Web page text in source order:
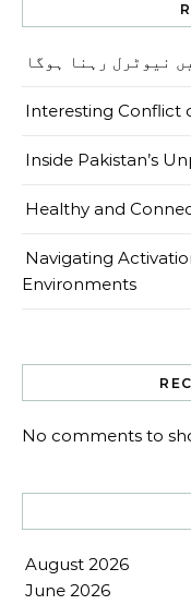
نیوٹرل رہنا ہوگا
Interesting Conflict
Inside Pakistan’s
Healthy and
Navigating
Environments
No comments to
August 2026
June 2026